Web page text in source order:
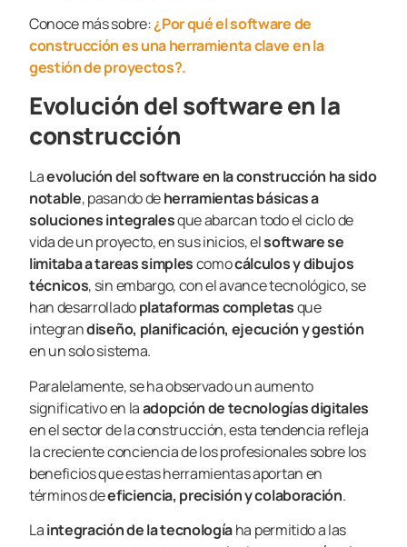
Conoce más sobre:¿Por qué el software de
construcción es una herramienta clave en la
gestión de proyectos?.
Evolución del software en la
construcción
Laevolución del software en la construcción ha sido
notable, pasando deherramientas básicas a
soluciones integralesque abarcan todo el ciclo de
vida de un proyecto, en sus inicios, elsoftware se
limitaba a tareas simplescomocálculos y dibujos
técnicos, sin embargo, con el avance tecnológico, se
han desarrolladoplataformas completasque
integrandiseño, planificación, ejecución y gestión
en un solo sistema.
Paralelamente, se ha observado un aumento
significativo en laadopción de tecnologías digitales
en el sector de la construcción, esta tendencia refleja
la creciente conciencia de los profesionales sobre los
beneficios que estas herramientas aportan en
términos deeficiencia, precisión y colaboración.
Laintegración de la tecnologíaha permitido a las